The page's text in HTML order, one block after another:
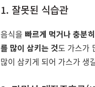
1. 잘못된 식습관
음식을 빠르게 먹거나 충분
를 많이 삼키는 것도 가스가
많이 삼키게 되어 가스가 생